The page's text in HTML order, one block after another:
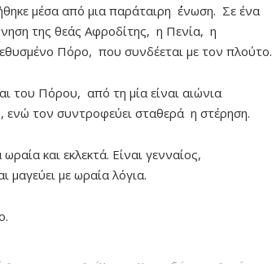
μέσα από μια παράταιρη ΄΄΄ένωση. Σε ένα
της θεάς Αφροδίτης, η Πενία, η
Πόρο, που συνδέεται με τον πλούτο.
του Πόρου, από τη μία είναι αιώνια
τον συντροφεύει σταθερά η στέρηση.
και εκλεκτά. Είναι γενναίος,
μαγεύει με ωραία λόγια.